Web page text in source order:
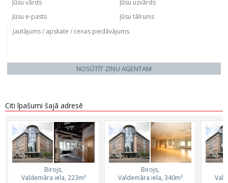
NOSŪTĪT ZIŅU AĢENTAM
Citi īpašumi šajā adresē
Birojs,
Valdemāra iela, 223m²
Birojs,
Valdemāra iela, 340m²